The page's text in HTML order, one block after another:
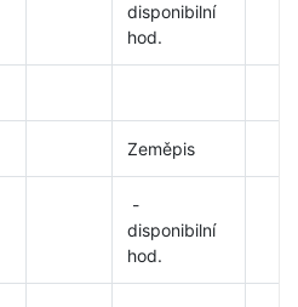
disponibilní
hod.
Zeměpis
-
disponibilní
hod.